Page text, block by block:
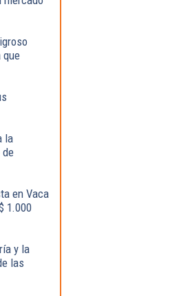
que
la
en Vaca
1.000
y la
las